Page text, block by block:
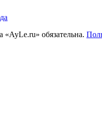
обязательна.